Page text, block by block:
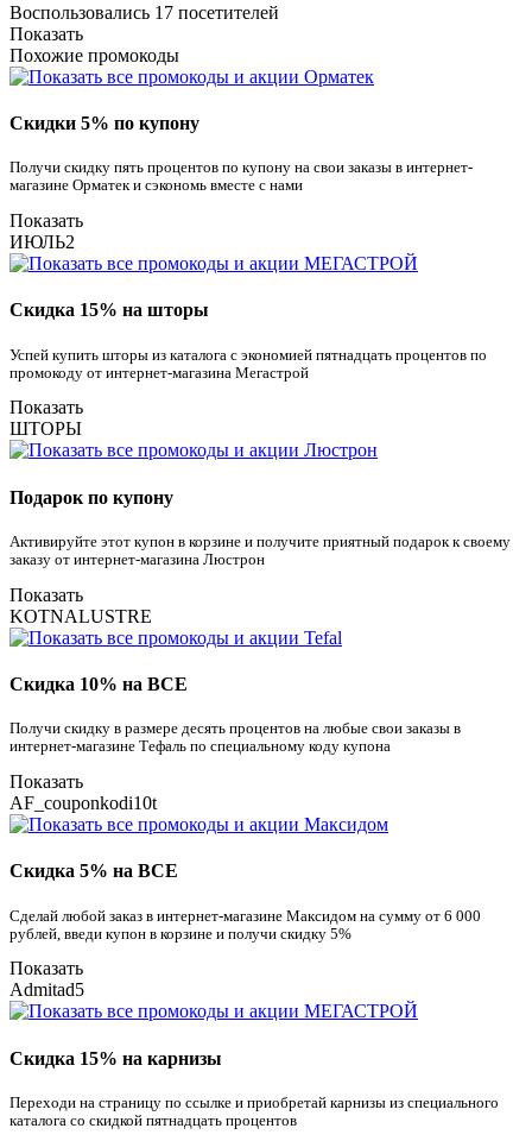
Воспользовались 17 посетителей
Показать
Похожие промокоды
Скидки 5% по купону
Получи скидку пять процентов по купону на свои заказы в интернет-
магазине Орматек и сэкономь вместе с нами
Показать
ИЮЛЬ2
Скидка 15% на шторы
Успей купить шторы из каталога с экономией пятнадцать процентов по
промокоду от интернет-магазина Мегастрой
Показать
ШТОРЫ
Подарок по купону
Активируйте этот купон в корзине и получите приятный подарок к своему
заказу от интернет-магазина Люстрон
Показать
KOTNALUSTRE
Скидка 10% на ВСЕ
Получи скидку в размере десять процентов на любые свои заказы в
интернет-магазине Тефаль по специальному коду купона
Показать
AF_couponkodi10t
Скидка 5% на ВСЕ
Сделай любой заказ в интернет-магазине Максидом на сумму от 6 000
рублей, введи купон в корзине и получи скидку 5%
Показать
Admitad5
Скидка 15% на карнизы
Переходи на страницу по ссылке и приобретай карнизы из специального
каталога со скидкой пятнадцать процентов